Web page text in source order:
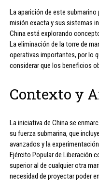
La aparición de este
misión exacta y sus sistemas
China está explorando
La eliminación de la torre de
operativas importantes, por lo
considerar que los beneficios
Contexto y
La iniciativa de China se
su fuerza submarina, que
avanzados y la
Ejército Popular de Liberación
superior al de cualquier otra
necesidad de proyectar poder